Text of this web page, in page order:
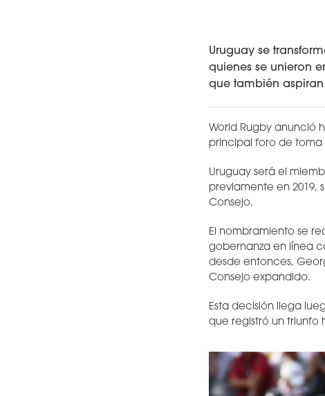
Uruguay se
quienes se unieron
que también
World Rugby anunció
principal foro de
Uruguay será el
previamente en 2019,
Consejo.
El nombramiento se
gobernanza en línea
desde entonces,
Consejo expandido.
Esta decisión llega
que registró un triunfo